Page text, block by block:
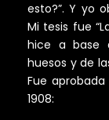
esto?”. Y yo
Mi tesis fue
hice a base
huesos y de
Fue
1908: